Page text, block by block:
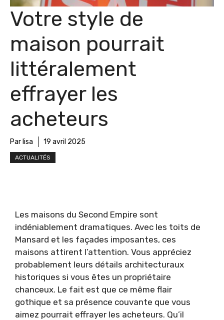
Votre style de
maison pourrait
littéralement
effrayer les
acheteurs
Par lisa 19 avril 2025
ACTUALITÉS
Les maisons du Second Empire sont
indéniablement dramatiques. Avec les toits de
Mansard et les façades imposantes, ces
maisons attirent l’attention. Vous appréciez
probablement leurs détails architecturaux
historiques si vous êtes un propriétaire
chanceux. Le fait est que ce même flair
gothique et sa présence couvante que vous
aimez pourrait effrayer les acheteurs. Qu’il